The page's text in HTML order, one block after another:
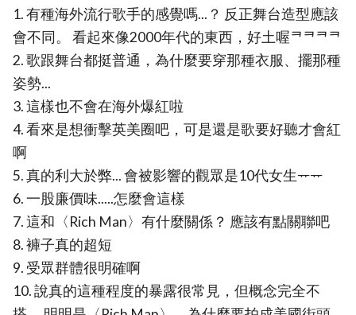
1. 有種海外流行歌手的感覺嗎...？ 反正舞台造型應該
會不同。 看起來像2000年代的東西，好土喔ᄏᄏᄏᄏ
2. 歌跟舞台都挺普通，為什麼要穿那種衣服、擺那種
姿勢...
3. 這樣也不會在海外爆紅啦
4. 看來是想衝擊英美圈吧，可是還是歌要好聽才會紅
啊
5. 真的利大於弊... 會被影響的觀眾是10代女生ᅲᅲ
6. 一股廉價味.....怎麼會這樣
7. 這和〈Rich Man〉有什麼關係？ 應該有點關聯吧
8. 褲子真的超短
9. 受眾群體很明確啊
10. 說真的這種程度的暴露很常見，但概念完全不